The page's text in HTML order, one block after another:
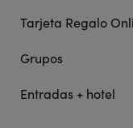
Tarjeta Regalo
Grupos
Entradas + hotel